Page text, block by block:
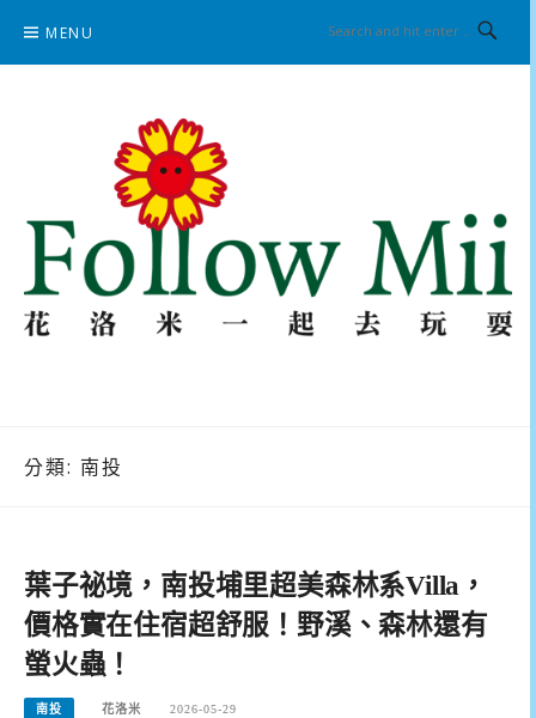
content
MENU
分類: 南投
葉子祕境，南投埔里超美森林系Villa，
價格實在住宿超舒服！野溪、森林還有
螢火蟲！
南投 花洛米 2026-05-29